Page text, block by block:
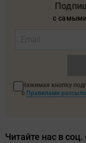
с
Нажимая кнопку
с Правилами
Читайте нас в соц.